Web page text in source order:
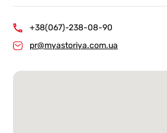
+38(067)-238-08-90
pr@myastoriya.com.ua